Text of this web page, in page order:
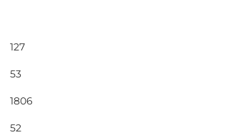
127
53
1806
52